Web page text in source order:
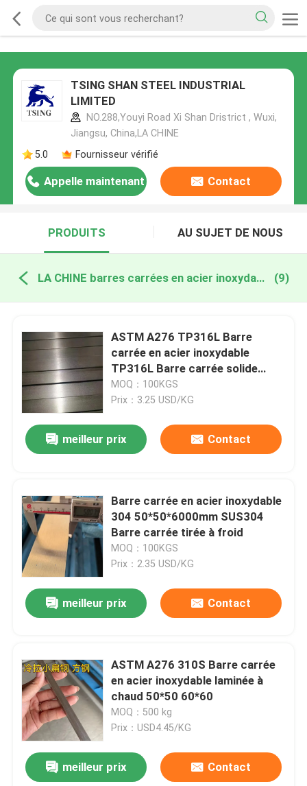
TSING SHAN STEEL INDUSTRIAL
LIMITED
NO.288,Youyi Road Xi Shan Dristrict , Wuxi,
Jiangsu, China,LA CHINE
5.0
Fournisseur vérifié
Appelle maintenant Contact
PRODUITS AU SUJET DE NOUS
LA CHINE barres carrées en acier inoxydable (9)
ASTM A276 TP316L Barre
carrée en acier inoxydable
TP316L Barre carrée solide
100*100 mm Surface de la ligne
de cheveux
MOQ：100KGS
Prix：3.25 USD/KG
meilleur prix Contact
Barre carrée en acier inoxydable
304 50*50*6000mm SUS304
Barre carrée tirée à froid
MOQ：100KGS
Prix：2.35 USD/KG
meilleur prix Contact
ASTM A276 310S Barre carrée
en acier inoxydable laminée à
chaud 50*50 60*60
MOQ：500 kg
Prix：USD4.45/KG
meilleur prix Contact